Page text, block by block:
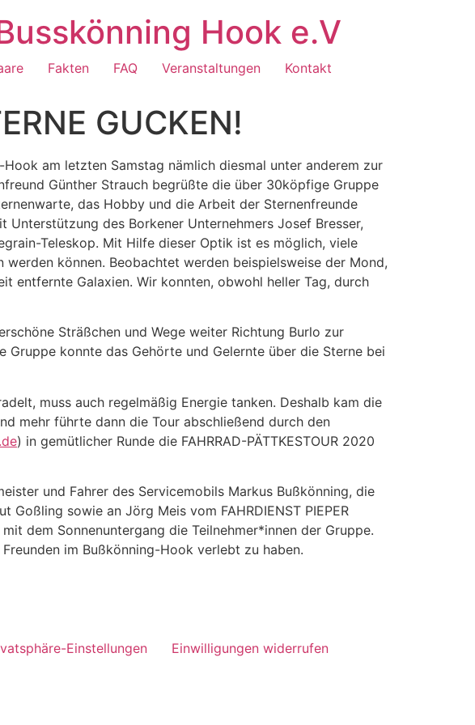
Hook e.V
Fakten FAQ Veranstaltungen Kontakt
GUCKEN!
Hook am letzten Samstag nämlich diesmal unter anderem zur
Günther Strauch begrüßte die über 30köpfige Gruppe
das Hobby und die Arbeit der Sternenfreunde
des Borkener Unternehmers Josef Bresser,
Teleskop. Mit Hilfe dieser Optik ist es möglich, viele
können. Beobachtet werden beispielsweise der Mond,
entfernte Galaxien. Wir konnten, obwohl heller Tag, durch
Sträßchen und Wege weiter Richtung Burlo zur
konnte das Gehörte und Gelernte über die Sterne bei
muss auch regelmäßig Energie tanken. Deshalb kam die
mehr führte dann die Tour abschließend durch den
) in gemütlicher Runde die FAHRRAD-PÄTTKESTOUR 2020
und Fahrer des Servicemobils Markus Bußkönning, die
Goßling sowie an Jörg Meis vom FAHRDIENST PIEPER
dem Sonnenuntergang die Teilnehmer*innen der Gruppe.
im Bußkönning-Hook verlebt zu haben.
Einstellungen Einwilligungen widerrufen